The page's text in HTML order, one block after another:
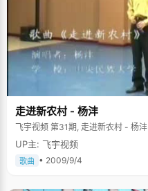
走进新农村 - 杨沣
飞宇视频 第31期, 走进新农村 - 杨沣
UP主: 飞宇视频
歌曲 • 2009/9/4